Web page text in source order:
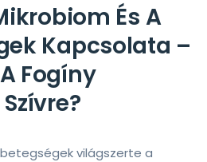
És A
Kapcsolata –
Fogíny
világszerte a